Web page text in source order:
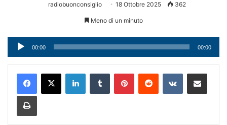
radiobuonconsiglio 18 Ottobre 2025 362
Meno di un minuto
Audio
Player
00:00 00:00